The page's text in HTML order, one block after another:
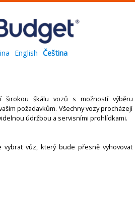
English Čeština
širokou škálu vozů s možností výběru
požadavkům. Všechny vozy procházejí
údržbou a servisními prohlídkami.
vybrat vůz, který bude přesně vyhovovat